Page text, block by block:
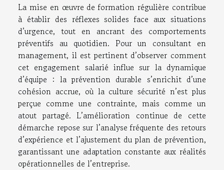
La mise en œuvre de formation régulière contribue
à établir des réflexes solides face aux situations
d’urgence, tout en ancrant des comportements
préventifs au quotidien. Pour un consultant en
management, il est pertinent d’observer comment
cet engagement salarié influe sur la dynamique
d’équipe : la prévention durable s’enrichit d’une
cohésion accrue, où la culture sécurité n’est plus
perçue comme une contrainte, mais comme un
atout partagé. L’amélioration continue de cette
démarche repose sur l’analyse fréquente des retours
d’expérience et l’ajustement du plan de prévention,
garantissant une adaptation constante aux réalités
opérationnelles de l’entreprise.